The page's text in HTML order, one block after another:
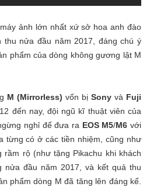
ảnh lớn nhất xứ sở hoa anh đào
thu nửa đầu năm 2017, đáng chú ý
phẩm của dòng không gương lật M
M (Mirrorless) vốn bị Sony và Fuji
đến nay, đội ngũ kĩ thuật viên của
nghỉ để đưa ra EOS M5/M6 với
từng có ở các tiền nhiệm, cũng như
rầm rộ (như tặng Pikachu khi khách
nửa đầu năm 2017, và kết quả thu
phẩm dòng M đã tăng lên đáng kể.